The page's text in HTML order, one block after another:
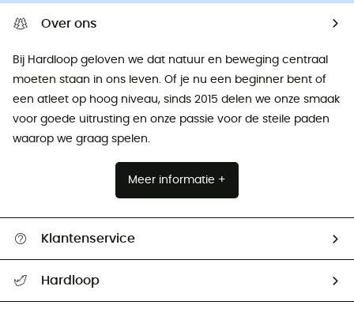
Over ons
Bij Hardloop geloven we dat natuur en beweging centraal
moeten staan ​​in ons leven. Of je nu een beginner bent of
een atleet op hoog niveau, sinds 2015 delen we onze smaak
voor goede uitrusting en onze passie voor de steile paden
waarop we graag spelen.
Meer informatie +
Klantenservice
Hardloop